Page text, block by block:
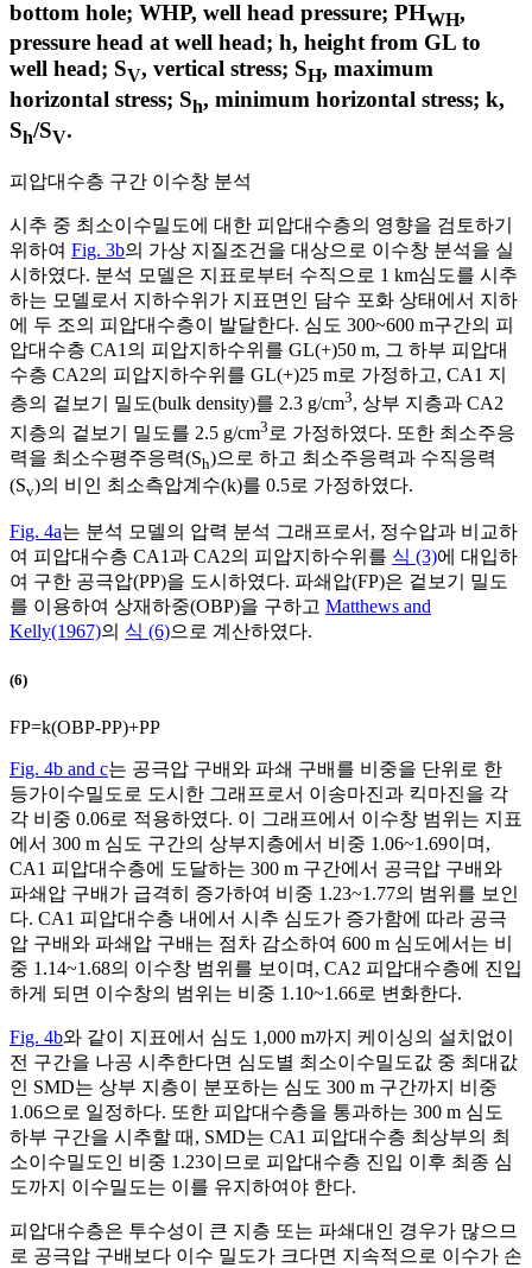
bottom hole; WHP, well head pressure; PHWH,
pressure head at well head; h, height from GL to
well head; SV, vertical stress; SH, maximum
horizontal stress; Sh, minimum horizontal stress; k,
Sh/SV.
피압대수층 구간 이수창 분석
시추 중 최소이수밀도에 대한 피압대수층의 영향을 검토하기
위하여 Fig. 3b의 가상 지질조건을 대상으로 이수창 분석을 실
시하였다. 분석 모델은 지표로부터 수직으로 1 km심도를 시추
하는 모델로서 지하수위가 지표면인 담수 포화 상태에서 지하
에 두 조의 피압대수층이 발달한다. 심도 300~600 m구간의 피
압대수층 CA1의 피압지하수위를 GL(+)50 m, 그 하부 피압대
수층 CA2의 피압지하수위를 GL(+)25 m로 가정하고, CA1 지
층의 겉보기 밀도(bulk density)를 2.3 g/cm3, 상부 지층과 CA2
지층의 겉보기 밀도를 2.5 g/cm3 로 가정하였다. 또한 최소주응
력을 최소수평주응력(Sh)으로 하고 최소주응력과 수직응력
(Sv)의 비인 최소측압계수(k)를 0.5로 가정하였다.
Fig. 4a는 분석 모델의 압력 분석 그래프로서, 정수압과 비교하
여 피압대수층 CA1과 CA2의 피압지하수위를 식 (3)에 대입하
여 구한 공극압(PP)을 도시하였다. 파쇄압(FP)은 겉보기 밀도
를 이용하여 상재하중(OBP)을 구하고 Matthews and
Kelly(1967)의 식 (6)으로 계산하였다.
(6)
FP=k(OBP-PP)+PP
Fig. 4b and c는 공극압 구배와 파쇄 구배를 비중을 단위로 한
등가이수밀도로 도시한 그래프로서 이송마진과 킥마진을 각
각 비중 0.06로 적용하였다. 이 그래프에서 이수창 범위는 지표
에서 300 m 심도 구간의 상부지층에서 비중 1.06~1.69이며,
CA1 피압대수층에 도달하는 300 m 구간에서 공극압 구배와
파쇄압 구배가 급격히 증가하여 비중 1.23~1.77의 범위를 보인
다. CA1 피압대수층 내에서 시추 심도가 증가함에 따라 공극
압 구배와 파쇄압 구배는 점차 감소하여 600 m 심도에서는 비
중 1.14~1.68의 이수창 범위를 보이며, CA2 피압대수층에 진입
하게 되면 이수창의 범위는 비중 1.10~1.66로 변화한다.
Fig. 4b와 같이 지표에서 심도 1,000 m까지 케이싱의 설치없이
전 구간을 나공 시추한다면 심도별 최소이수밀도값 중 최대값
인 SMD는 상부 지층이 분포하는 심도 300 m 구간까지 비중
1.06으로 일정하다. 또한 피압대수층을 통과하는 300 m 심도
하부 구간을 시추할 때, SMD는 CA1 피압대수층 최상부의 최
소이수밀도인 비중 1.23이므로 피압대수층 진입 이후 최종 심
도까지 이수밀도는 이를 유지하여야 한다.
피압대수층은 투수성이 큰 지층 또는 파쇄대인 경우가 많으므
로 공극압 구배보다 이수 밀도가 크다면 지속적으로 이수가 손